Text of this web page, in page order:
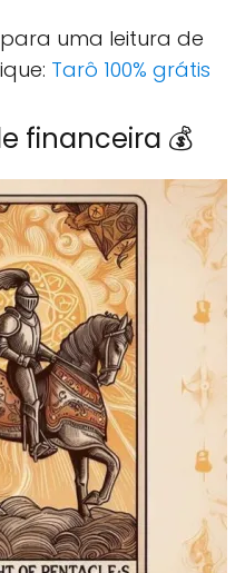
uma leitura de
Tarô 100% grátis
financeira 💰